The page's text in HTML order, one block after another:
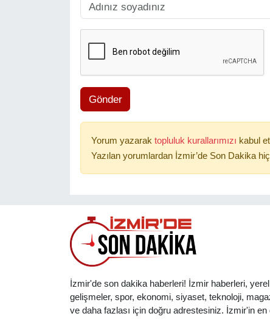
Gönder
Yorum yazarak topluluk kurallarımızı kabul
Yazılan yorumlardan İzmir’de Son Dakika
İzmir'de son dakika haberleri! İzmir haberleri, yerel
gelişmeler, spor, ekonomi, siyaset, teknoloji,
ve daha fazlası için doğru adrestesiniz. İzmir'in en